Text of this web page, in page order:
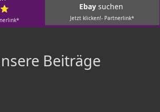
Ebay suchen
Jetzt klicken!- Partnerlink*
Beiträge